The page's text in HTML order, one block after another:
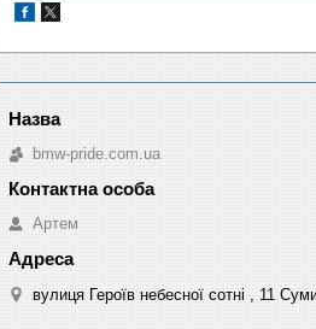
bmw-pride.com.ua
Артем
вулиця Героїв небесної сотні , 11